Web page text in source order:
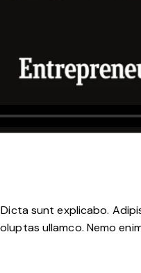
sunt explicabo.
ullamco. Nemo